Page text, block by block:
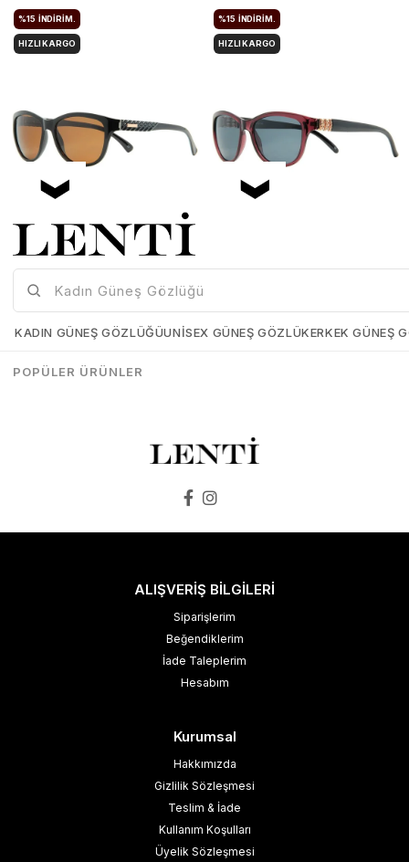
Mia Maria OF127-C2 56 Polarize Bayan Güneş Gözlüğü
Mia-Maria-OF127-C2-56
%15 İNDIRIM.
HIZLI KARGO
Mia-Maria-OF126-C3-56
%15 İNDIRIM.
HIZLI KARGO
ALIŞVERİŞ BİLGİLERİ
Siparişlerim
Beğendiklerim
İade Taleplerim
Hesabım
Kurumsal
Hakkımızda
Gizlilik Sözleşmesi
Teslim & İade
Kullanım Koşulları
Üyelik Sözleşmesi
KADIN GÜNEŞ GÖZLÜĞÜUNISEX GÜNEŞ GÖZLÜKERKEK GÜNEŞ
POPÜLER ÜRÜNLER